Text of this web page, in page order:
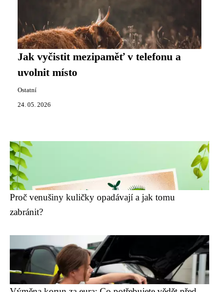
Jak vyčistit mezipaměť v telefonu a
uvolnit místo
Ostatní
24. 05. 2026
Proč venušiny kuličky opadávají a jak tomu
zabránit?